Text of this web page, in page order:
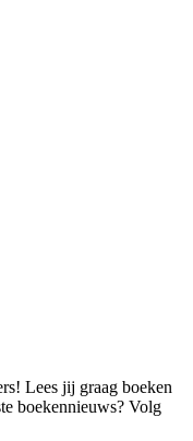
Lees jij graag boeken
boekennieuws? Volg